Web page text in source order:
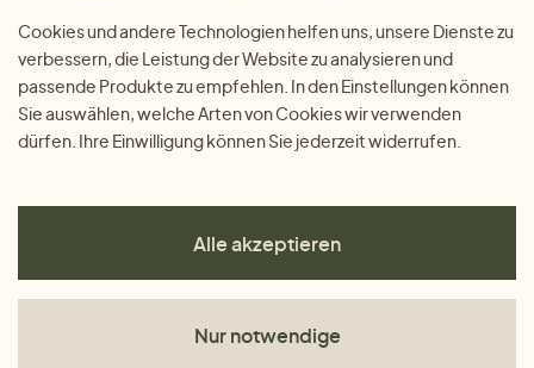
Cookies und andere Technologien helfen uns, unsere Dienste zu
verbessern, die Leistung der Website zu analysieren und
passende Produkte zu empfehlen. In den Einstellungen können
Sie auswählen, welche Arten von Cookies wir verwenden
dürfen. Ihre Einwilligung können Sie jederzeit widerrufen.
Alle akzeptieren
Nur notwendige